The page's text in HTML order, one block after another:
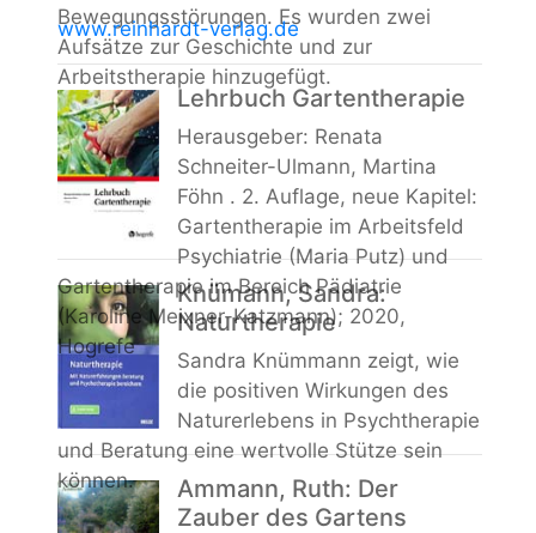
Bewegungsstörungen. Es wurden zwei
Aufsätze zur Geschichte und zur
Arbeitstherapie hinzugefügt.
www.reinhardt-verlag.de
Lehrbuch Gartentherapie
Herausgeber: Renata
Schneiter-Ulmann, Martina
Föhn . 2. Auflage, neue Kapitel:
Gartentherapie im Arbeitsfeld
Psychiatrie (Maria Putz) und
Gartentherapie im Bereich Pädiatrie
(Karoline Meixner-Katzmann); 2020,
Hogrefe
Knümann, Sandra:
Naturtherapie
Sandra Knümmann zeigt, wie
die positiven Wirkungen des
Naturerlebens in Psychtherapie
und Beratung eine wertvolle Stütze sein
können.
Ammann, Ruth: Der
Zauber des Gartens